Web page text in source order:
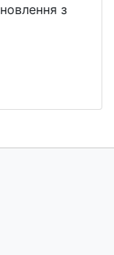
з